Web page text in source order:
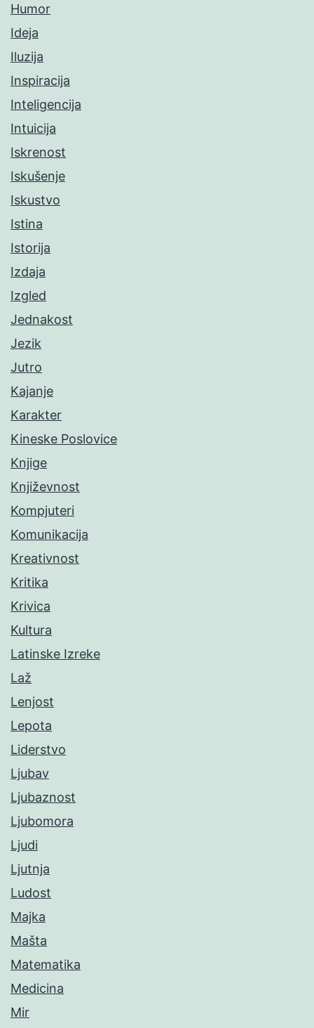
Humor
Ideja
Iluzija
Inspiracija
Inteligencija
Intuicija
Iskrenost
Iskušenje
Iskustvo
Istina
Istorija
Izdaja
Izgled
Jednakost
Jezik
Jutro
Kajanje
Karakter
Kineske Poslovice
Knjige
Književnost
Kompjuteri
Komunikacija
Kreativnost
Kritika
Krivica
Kultura
Latinske Izreke
Laž
Lenjost
Lepota
Liderstvo
Ljubav
Ljubaznost
Ljubomora
Ljudi
Ljutnja
Ludost
Majka
Mašta
Matematika
Medicina
Mir